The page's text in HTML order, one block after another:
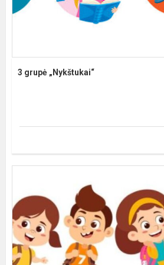
3 grupė „Nykštukai“